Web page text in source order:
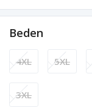
Beden
4XL 5XL
3XL